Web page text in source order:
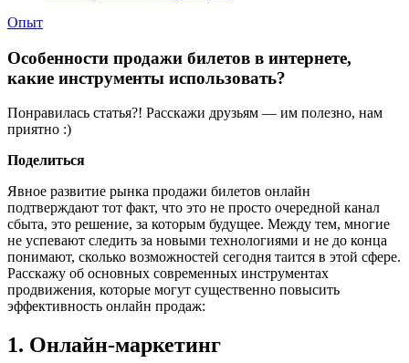
Опыт
Особенности продажи билетов в интернете,
какие инструменты использовать?
Понравилась статья?! Расскажи друзьям — им полезно, нам
приятно :)
Поделиться
Явное развитие рынка продажи билетов онлайн
подтверждают тот факт, что это не просто очередной канал
сбыта, это решение, за которым будущее. Между тем, многие
не успевают следить за новыми технологиями и не до конца
понимают, сколько возможностей сегодня таится в этой сфере.
Расскажу об основных современных инструментах
продвижения, которые могут существенно повысить
эффективность онлайн продаж:
1. Онлайн-маркетинг